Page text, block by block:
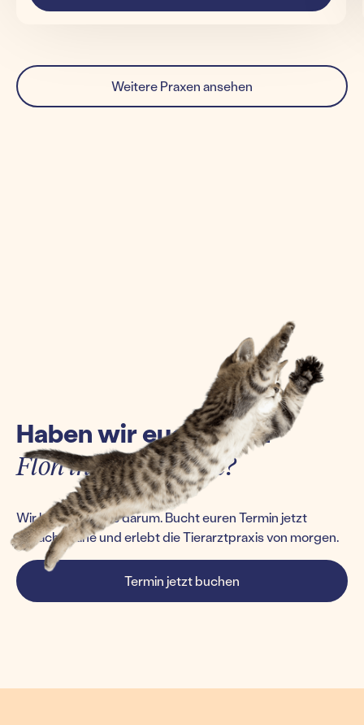
Weitere Praxen ansehen
Haben wir euch einen
Floh ins Ohr gesetzt?
Wir kümmern uns darum. Bucht euren Termin jetzt
einfach online und erlebt die Tierarztpraxis von morgen.
Termin jetzt buchen